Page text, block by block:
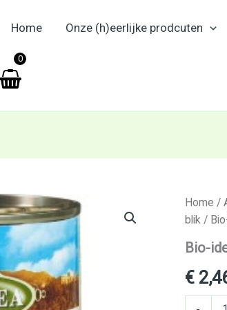
Home Onze (h)eerlijke prodcuten
0
Home /
blik/
Bio-
€
Bio-
idea
Toscaanse
Bonen
400
gr
aantal